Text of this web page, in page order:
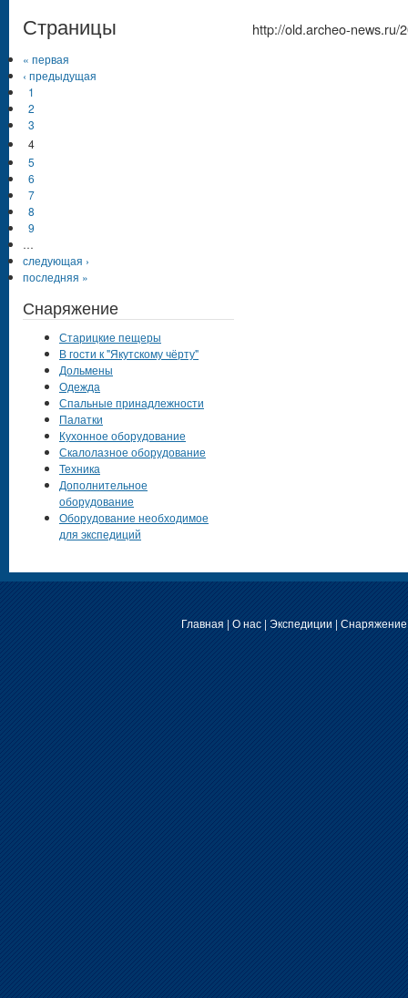
http://old.archeo-news.ru/
Страницы
« первая
‹ предыдущая
1
2
3
4
5
6
7
8
9
…
следующая ›
последняя »
Снаряжение
Старицкие пещеры
В гости к "Якутскому чёрту"
Дольмены
Одежда
Спальные принадлежности
Палатки
Кухонное оборудование
Скалолазное оборудование
Техника
Дополнительное
оборудование
Оборудование необходимое
для экспедиций
Главная | О нас| Экспедиции | Снаряжение